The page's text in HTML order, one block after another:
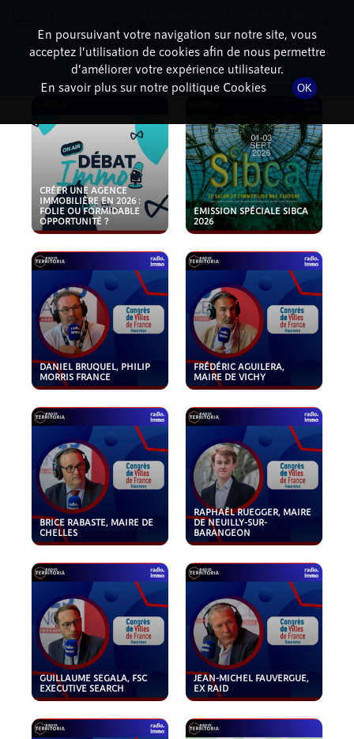
PODCASTS
CRÉER UNE AGENCE
IMMOBILIÈRE EN 2026 :
FOLIE OU FORMIDABLE
OPPORTUNITÉ ?
EMISSION SPÉCIALE SIBCA
2026
DANIEL BRUQUEL, PHILIP
MORRIS FRANCE
FRÉDÉRIC AGUILERA,
MAIRE DE VICHY
BRICE RABASTE, MAIRE DE
CHELLES
RAPHAËL RUEGGER, MAIRE
DE NEUILLY-SUR-
BARANGEON
GUILLAUME SEGALA, FSC
EXECUTIVE SEARCH
JEAN-MICHEL FAUVERGUE,
EX RAID
En poursuivant votre navigation sur notre site, vous
acceptez l’utilisation de cookies afin de nous permettre
d’améliorer votre expérience utilisateur.
En savoir plus sur notre politique Cookies
OK
dessous pour l'installer.
Non merci Télécharger l'application